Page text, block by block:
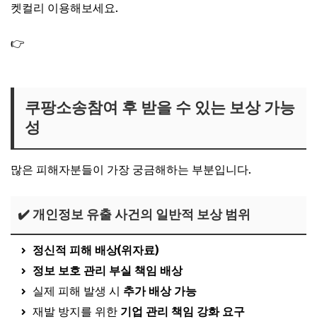
켓컬리 이용해보세요.
👉
쿠팡소송참여 후 받을 수 있는 보상 가능
성
많은 피해자분들이 가장 궁금해하는 부분입니다.
✔️ 개인정보 유출 사건의 일반적 보상 범위
정신적 피해 배상(위자료)
정보 보호 관리 부실 책임 배상
실제 피해 발생 시 추가 배상 가능
재발 방지를 위한 기업 관리 책임 강화 요구